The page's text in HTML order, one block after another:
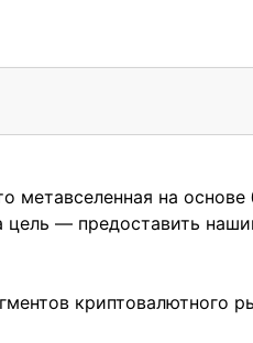
на основе
— предоставить
криптовалютного